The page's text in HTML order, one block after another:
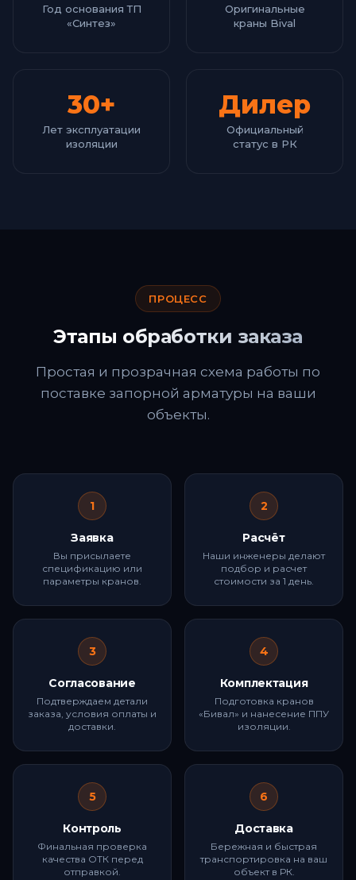
Год основания ТП
«Синтез»
Оригинальные
краны Bival
30+
Лет эксплуатации
изоляции
Дилер
Официальный
статус в РК
ПРОЦЕСС
Этапы обработки заказа
Простая и прозрачная схема работы по
поставке запорной арматуры на ваши
объекты.
1
Заявка
Вы присылаете
спецификацию или
параметры кранов.
2
Расчёт
Наши инженеры делают
подбор и расчет
стоимости за 1 день.
3
Согласование
Подтверждаем детали
заказа, условия оплаты и
доставки.
4
Комплектация
Подготовка кранов
«Бивал» и нанесение ППУ
изоляции.
5
Контроль
Финальная проверка
качества ОТК перед
отправкой.
6
Доставка
Бережная и быстрая
транспортировка на ваш
объект в РК.